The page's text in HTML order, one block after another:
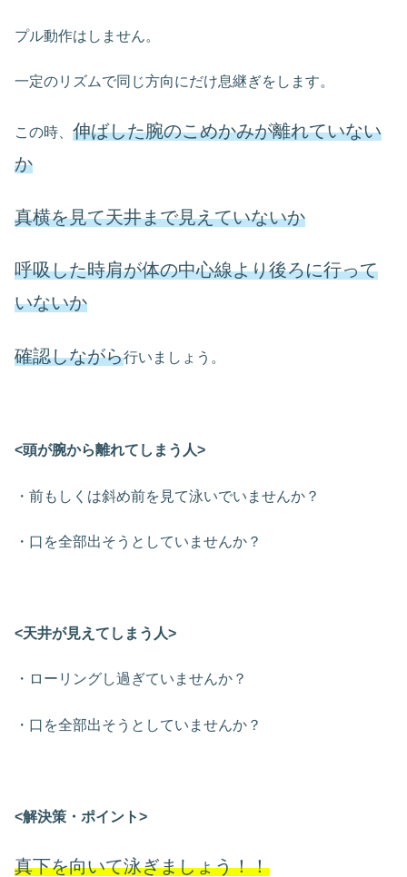
プル動作はしません。
一定のリズムで同じ方向にだけ息継ぎをします。
この時、 伸ばした腕のこめかみが離れていない
か
真横を見て天井まで見えていないか
呼吸した時肩が体の中心線より後ろに行って
いないか
確認しながら行いましょう。
<頭が腕から離れてしまう人>
・前もしくは斜め前を見て泳いでいませんか？
・口を全部出そうとしていませんか？
<天井が見えてしまう人>
・ローリングし過ぎていませんか？
・口を全部出そうとしていませんか？
<解決策・ポイント>
真下を向いて泳ぎましょう！！